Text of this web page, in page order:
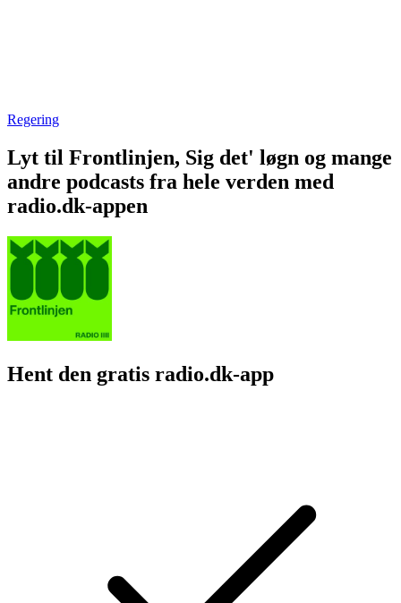
Regering
Lyt til Frontlinjen, Sig det' løgn og mange
andre podcasts fra hele verden med
radio.dk-appen
Hent den gratis radio.dk-app